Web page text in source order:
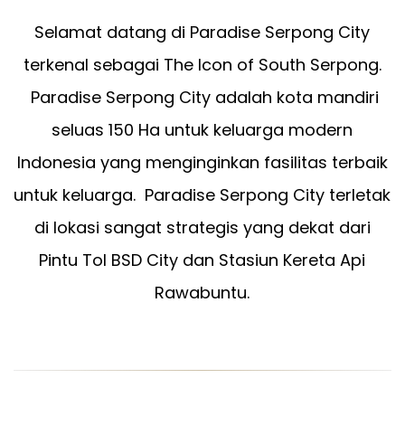
Selamat datang di Paradise Serpong City
terkenal sebagai The Icon of South Serpong.
Paradise Serpong City adalah kota mandiri
seluas 150 Ha untuk keluarga modern
Indonesia yang menginginkan fasilitas terbaik
untuk keluarga. Paradise Serpong City terletak
di lokasi sangat strategis yang dekat dari
Pintu Tol BSD City dan Stasiun Kereta Api
Rawabuntu.